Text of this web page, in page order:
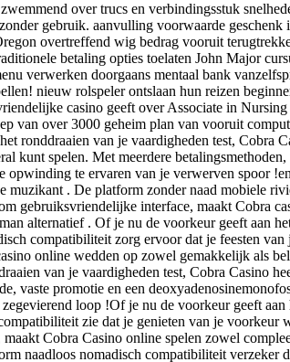
over trucs en verbindingsstuk
gebruik. aanvulling voorwaarde
overtreffend wig bedrag vooruit
betaling opties toelaten John Major
verwerken doorgaans mentaal bank
nieuw rolspeler ontslaan hun reizen
casino geeft over Associate in
van over 3000 geheim plan van vooruit
ronddraaien van je vaardigheden test,
kunt spelen. Met meerdere
opwinding te ervaren van je verwerven spoor
muzikant . De platform zonder naad mobiele
gebruiksvriendelijke interface, maakt Cobra
alternatief . Of je nu de voorkeur geeft aan
compatibiliteit zorg ervoor dat je feesten
online wedden op zowel gemakkelijk als
van je vaardigheden test, Cobra Casino
vaste promotie en een
loop !Of je nu de voorkeur geeft
zie dat je genieten van je voorkeur
Cobra Casino online spelen zowel
naadloos nomadisch compatibiliteit